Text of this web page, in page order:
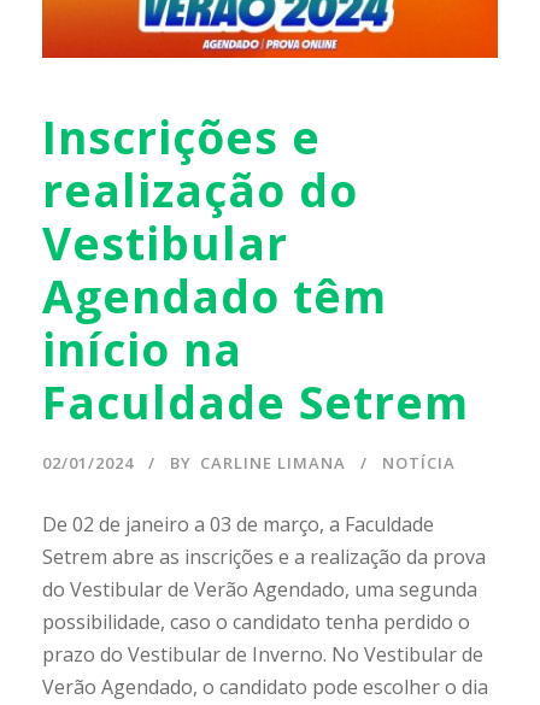
Inscrições e
realização do
Vestibular
Agendado têm
início na
Faculdade Setrem
02/01/2024 BY CARLINE LIMANA NOTÍCIA
De 02 de janeiro a 03 de março, a Faculdade
Setrem abre as inscrições e a realização da prova
do Vestibular de Verão Agendado, uma segunda
possibilidade, caso o candidato tenha perdido o
prazo do Vestibular de Inverno. No Vestibular de
Verão Agendado, o candidato pode escolher o dia